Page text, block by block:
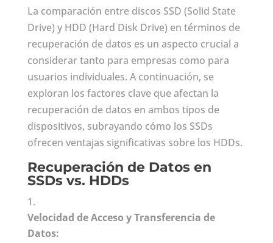
La comparación entre discos SSD (Solid State
Drive) y HDD (Hard Disk Drive) en términos de
recuperación de datos es un aspecto crucial a
considerar tanto para empresas como para
usuarios individuales. A continuación, se
exploran los factores clave que afectan la
recuperación de datos en ambos tipos de
dispositivos, subrayando cómo los SSDs
ofrecen ventajas significativas sobre los HDDs.
Recuperación de Datos en
SSDs vs. HDDs
Velocidad de Acceso y Transferencia de
Datos: